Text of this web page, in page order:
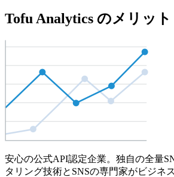
Tofu Analytics のメリット
安心の公式API認定企業。独自の全量
タリング技術とSNSの専門家がビジネ